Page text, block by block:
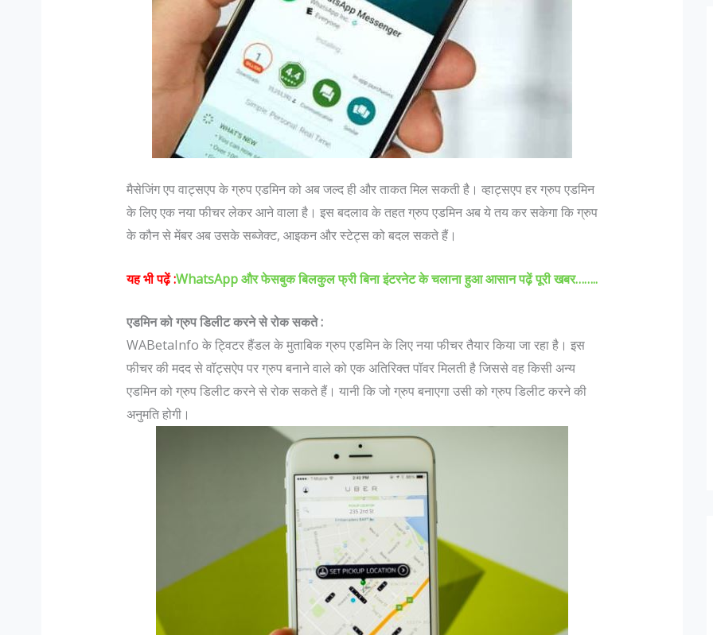
मैसेजिंग एप वाट्सएप के ग्रुप एडमिन को अब जल्द ही और ताकत मिल सकती है। व्हाट्सएप हर ग्रुप एडमिन
के लिए एक नया फीचर लेकर आने वाला है। इस बदलाव के तहत ग्रुप एडमिन अब ये तय कर सकेगा कि ग्रुप
के कौन से मेंबर अब उसके सब्जेक्ट, आइकन और स्टेट्स को बदल सकते हैं।
यह भी पढ़ें :WhatsApp और फेसबुक बिलकुल फ्री बिना इंटरनेट के चलाना हुआ आसान पढ़ें पूरी खबर……..
एडमिन को ग्रुप डिलीट करने से रोक सकते :
WABetaInfo के ट्विटर हैंडल के मुताबिक ग्रुप एडमिन के लिए नया फीचर तैयार किया जा रहा है। इस
फीचर की मदद से वॉट्सऐप पर ग्रुप बनाने वाले को एक अतिरिक्त पॉवर मिलती है जिससे वह किसी अन्य
एडमिन को ग्रुप डिलीट करने से रोक सकते हैं। यानी कि जो ग्रुप बनाएगा उसी को ग्रुप डिलीट करने की
अनुमति होगी।
मुस्लिम डॉक्टर भारत जैसे सहिष्णु देश में :
: सहिष्णु देश में .. मैं एक मुस्लिम महिला
डॉक्टर हूं। बंगलोर में मेरी एक हाइ एण्ड
क्लिनिक है। मेरा परिवार कुवैत में रहता है।
जानिए भारतीय सेना मे पद और उन के पदचिन्हों के बारे
में…
Col K D Pathak (Retd) के अनुसार "एक फ़ौजी का
रैंक कभी भी रिटायर नही होती, यह तो एक ऑफिसर होता
है जो रिटायर होता है"| इस पर आगे बढ़ते हुए Lt Gen P
N Hoon (Retd) कहते है कि "Rank is earned...
दिल्ली में लश्कर के फिदायीन हमले की साजिश,
बदलकर राजधानी में छिपे 3 आतंकी
मुंबई हमलों को अंजाम देने वाले आतंकी संगठन
तैयबा के दो आतंकवादी दिल्ली में दाखिल हो चुके
दोनों किसी भी जगह पर कभी भी फिदाईन हमले कर
सकते हैं। दिल्ली पुलिस को यह सूचना खुफिया